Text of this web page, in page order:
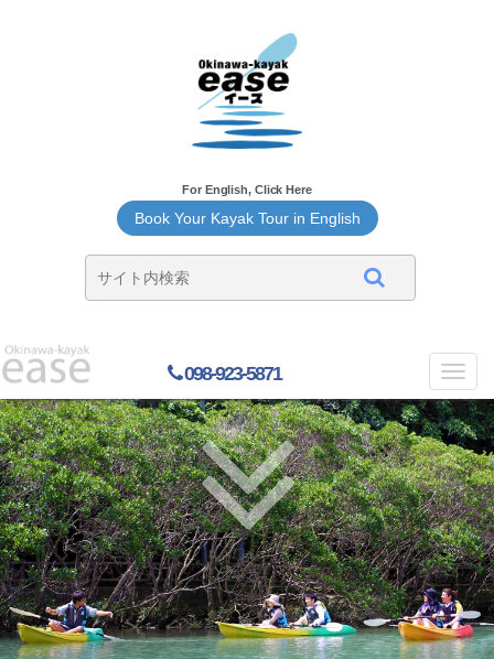
For English, Click Here
Book Your Kayak Tour in English
098-923-5871